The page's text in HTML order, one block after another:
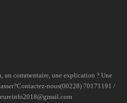
un commentaire, une explication ? Une
nous(00228) 70171191 /